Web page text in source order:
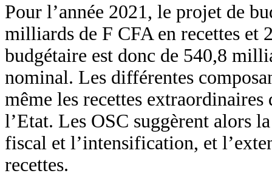
Pour l’année 2021, le projet de
milliards de F CFA en recettes et
budgétaire est donc de 540,8
nominal. Les différentes
même les recettes
l’Etat. Les OSC suggèrent alors
fiscal et l’intensification, et
recettes.